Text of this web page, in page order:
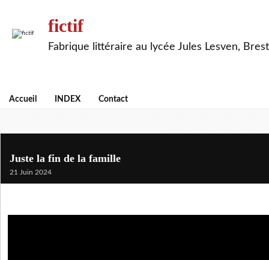
fictif
Fabrique littéraire au lycée Jules Lesven, Brest
Accueil INDEX Contact
Juste la fin de la famille
21 Juin 2024